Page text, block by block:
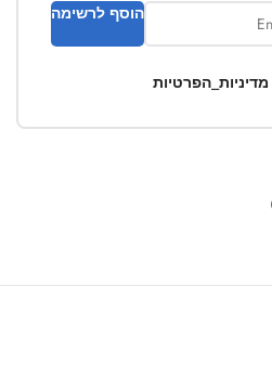
הוסף לרשימה
מדיניות_הפרטיות